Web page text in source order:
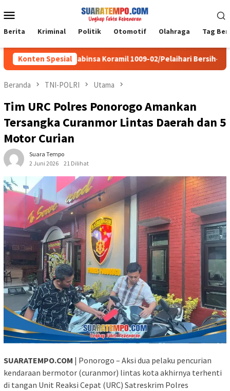
ke
kontenMobile
Berita Kriminal Politik Otomotif Olahraga Tag
Konten Spesial
Jatmiko Babinsa Koramil 1009-02/Pelaihari Bersih-bersih Sungai
Beranda TNI-POLRI Utama
Tim URC Polres Ponorogo Amankan
Tersangka Curanmor Lintas Daerah dan 5
Motor Curian
Suara Tempo
2 Juni 2026
21 Dilihat
SUARATEMPO.COM | Ponorogo – Aksi dua pelaku pencurian
kendaraan bermotor (curanmor) lintas kota akhirnya terhenti
di tangan Unit Reaksi Cepat (URC) Satreskrim Polres